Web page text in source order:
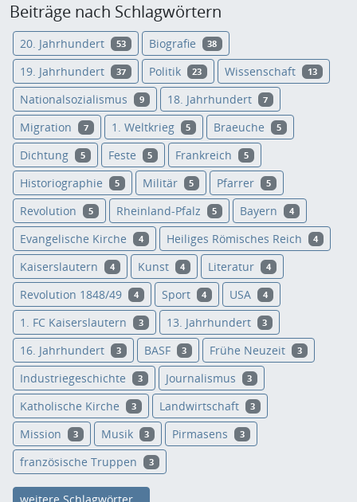
Beiträge nach Schlagwörtern
20. Jahrhundert 53 Biografie 38
19. Jahrhundert 37 Politik 23 Wissenschaft 13
Nationalsozialismus 9 18. Jahrhundert 7
Migration 7 1. Weltkrieg 5 Braeuche 5
Dichtung 5 Feste 5 Frankreich 5
Historiographie 5 Militär 5 Pfarrer 5
Revolution 5 Rheinland-Pfalz 5 Bayern 4
Evangelische Kirche 4 Heiliges Römisches Reich 4
Kaiserslautern 4 Kunst 4 Literatur 4
Revolution 1848/49 4 Sport 4 USA 4
1. FC Kaiserslautern 3 13. Jahrhundert 3
16. Jahrhundert 3 BASF 3 Frühe Neuzeit 3
Industriegeschichte 3 Journalismus 3
Katholische Kirche 3 Landwirtschaft 3
Mission 3 Musik 3 Pirmasens 3
französische Truppen 3